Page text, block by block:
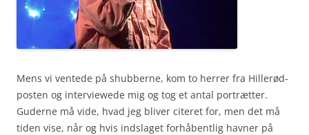
Mens vi ventede på shubberne, kom to herrer fra Hillerød-
posten og interviewede mig og tog et antal portrætter.
Guderne må vide, hvad jeg bliver citeret for, men det må
tiden vise, når og hvis indslaget forhåbentlig havner på